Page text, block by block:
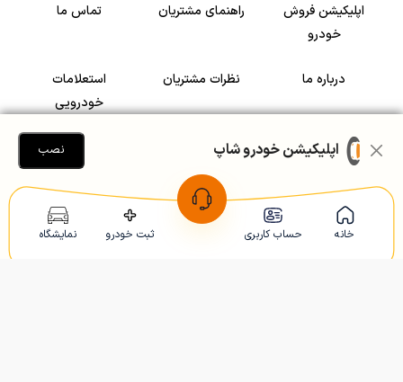
خانه حساب کاربری ثبت خودرو نمایشگاه
اپلیکیشن فروش
خودرو
راهنمای مشتریان تماس ما
درباره ما نظرات مشتریان
استعلامات
خودرویی
سرمایه گذاری در
رضایت مشتریان
Copyright © 2005-2026 Khodroshop.ir
اپلیکیشن خودرو شاپ نصب